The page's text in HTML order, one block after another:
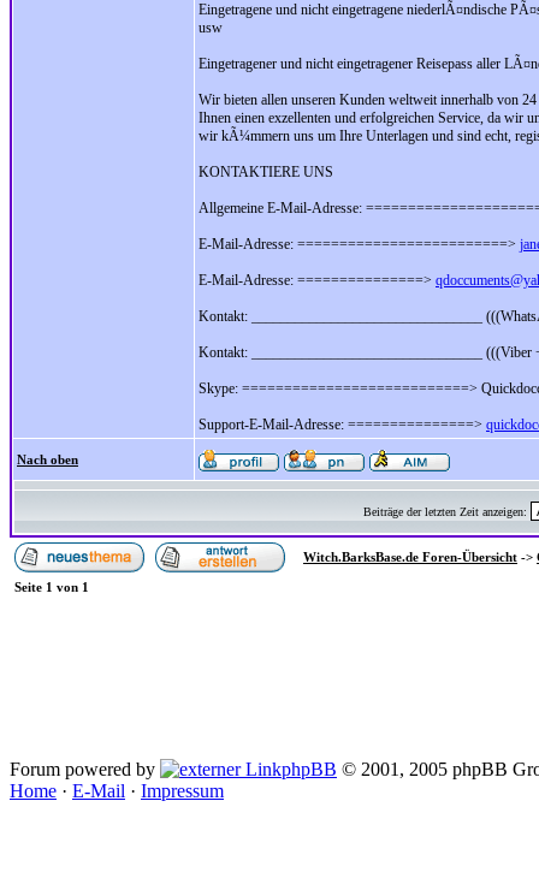
Eingetragene und nicht eingetragene niederlÃ¤ndische
usw
Eingetragener und nicht eingetragener Reisepass aller
Wir bieten allen unseren Kunden weltweit innerhalb von
Ihnen einen exzellenten und erfolgreichen Service, da wir
wir kÃ¼mmern uns um Ihre Unterlagen und sind echt,
KONTAKTIERE UNS
Allgemeine E-Mail-Adresse:
E-Mail-Adresse: =========================>
E-Mail-Adresse: ===============>
Kontakt: ________________________________
Kontakt: ________________________________ (((Viber
Skype: ===========================>
Support-E-Mail-Adresse: ===============>
Nach oben
Beiträge der letzten Zeit anzeigen:
Witch.BarksBase.de Foren-Übersicht ->
Seite 1 von 1
Forum powered by phpBB © 2001, 2005 phpBB
Home · E-Mail · Impressum